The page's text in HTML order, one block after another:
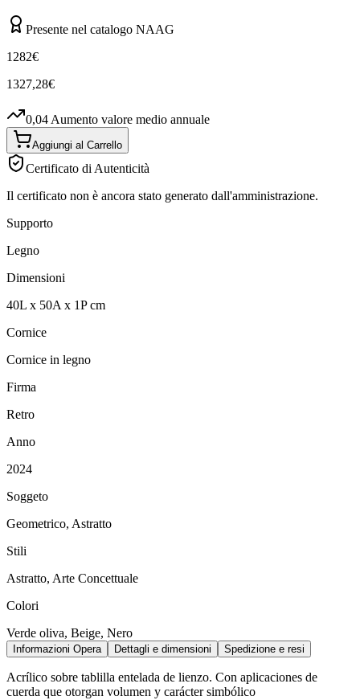
Presente nel catalogo NAAG
1282€
1327,28€
0,04 Aumento valore medio annuale
Aggiungi al Carrello
Certificato di Autenticità
Il certificato non è ancora stato generato dall'amministrazione.
Supporto
Legno
Dimensioni
40L x 50A x 1Pcm
Cornice
Cornice in legno
Firma
Retro
Anno
2024
Soggeto
Geometrico, Astratto
Stili
Astratto, Arte Concettuale
Colori
Verde oliva, Beige, Nero
Informazioni Opera Dettagli e dimensioni Spedizione e resi
Acrílico sobre tablilla entelada de lienzo. Con aplicaciones de
cuerda que otorgan volumen y carácter simbólico